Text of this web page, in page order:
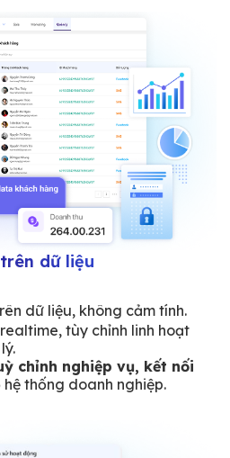
dữ liệu
dữ liệu, không cảm tính.
tùy chỉnh linh hoạt
chỉnh nghiệp vụ, kết nối
thống doanh nghiệp.